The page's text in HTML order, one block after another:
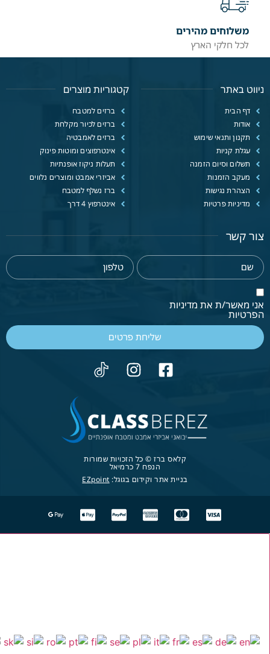
משלוחים מהירים
לכל חלקי הארץ
ניווט באתר
דף הבית
אודות
תקנון ותנאי שימוש
עגלת קניות
תשלום וסיום הזמנה
מעקב הזמנות
הצהרת נגישות
מדיניות פרטיות
קטגוריות מוצרים
ברזים למטבח
ברזים לכיור מקלחת
ברזים לאמבטיה
אינטרפוצים ומוטות פינוק
תעלות ניקוז אופנתיות
אביזרי אמבט ומוצרים נלווים
ברז נשלף למטבח
אינטרפוץ 4 דרך
צור קשר
אני מאשר/ת את מדיניות
הפרטיות
שליחת פרטים
קלאס ברז © כל הזכויות שמורות
הנפח 7 כרמיאל
בניית אתר וקידום בגוגל: EZpoint